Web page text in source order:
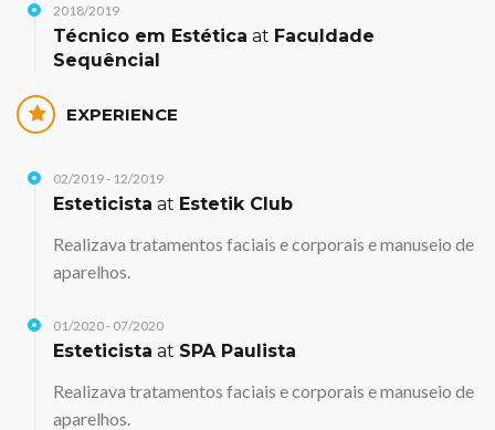
2018/2019
Técnico em Estética at Faculdade
Sequêncial
EXPERIENCE
02/2019 - 12/2019
Esteticista at Estetik Club
Realizava tratamentos faciais e corporais e manuseio de
aparelhos.
01/2020 - 07/2020
Esteticista at SPA Paulista
Realizava tratamentos faciais e corporais e manuseio de
aparelhos.